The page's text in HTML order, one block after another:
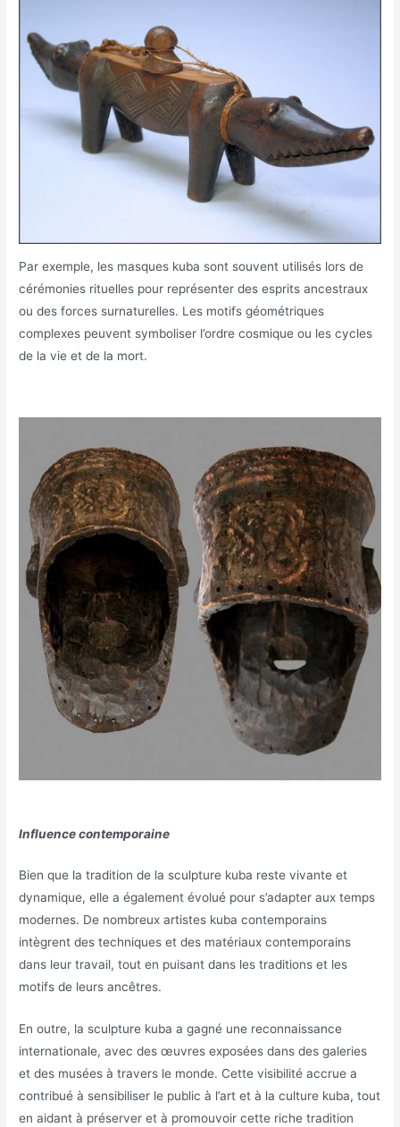
Par exemple, les masques kuba sont souvent utilisés lors de
cérémonies rituelles pour représenter des esprits ancestraux
ou des forces surnaturelles. Les motifs géométriques
complexes peuvent symboliser l’ordre cosmique ou les cycles
de la vie et de la mort.
Influence contemporaine
Bien que la tradition de la sculpture kuba reste vivante et
dynamique, elle a également évolué pour s’adapter aux temps
modernes. De nombreux artistes kuba contemporains
intègrent des techniques et des matériaux contemporains
dans leur travail, tout en puisant dans les traditions et les
motifs de leurs ancêtres.
En outre, la sculpture kuba a gagné une reconnaissance
internationale, avec des œuvres exposées dans des galeries
et des musées à travers le monde. Cette visibilité accrue a
contribué à sensibiliser le public à l’art et à la culture kuba, tout
en aidant à préserver et à promouvoir cette riche tradition